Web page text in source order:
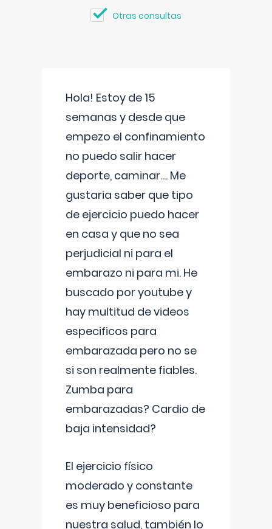
Otras consultas
Hola! Estoy de 15
semanas y desde que
empezo el confinamiento
no puedo salir hacer
deporte, caminar.... Me
gustaria saber que tipo
de ejercicio puedo hacer
en casa y que no sea
perjudicial ni para el
embarazo ni para mi. He
buscado por youtube y
hay multitud de videos
especificos para
embarazada pero no se
si son realmente fiables.
Zumba para
embarazadas? Cardio de
baja intensidad?
El ejercicio físico
moderado y constante
es muy beneficioso para
nuestra salud, también lo